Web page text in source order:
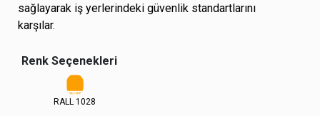
sağlayarak iş yerlerindeki güvenlik standartlarını
karşılar.
Renk Seçenekleri
RALL 1028